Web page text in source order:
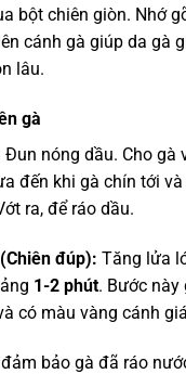
bột chiên giòn. Nhớ
cánh gà giúp da gà
lâu.
gà
Đun nóng dầu. Cho gà
đến khi gà chín tới
ra, để ráo dầu.
đúp): Tăng lửa
1-2 phút. Bước
có màu vàng cánh
bảo gà đã ráo